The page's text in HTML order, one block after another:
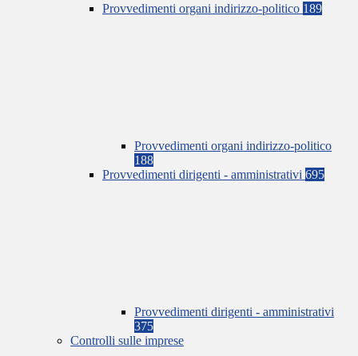
Provvedimenti organi indirizzo-politico 189
Provvedimenti organi indirizzo-politico
188
Provvedimenti dirigenti - amministrativi 695
Provvedimenti dirigenti - amministrativi
375
Controlli sulle imprese